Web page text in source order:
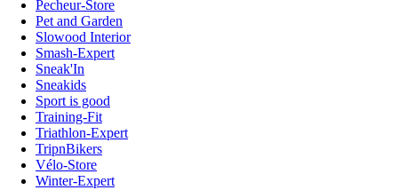
Pecheur-Store
Pet and Garden
Slowood Interior
Smash-Expert
Sneak'In
Sneakids
Sport is good
Training-Fit
Triathlon-Expert
TripnBikers
Vélo-Store
Winter-Expert